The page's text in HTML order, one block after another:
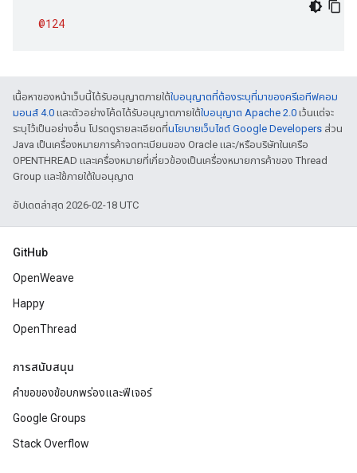
@124
เนื้อหาของหน้าเว็บนี้ได้รับอนุญาตภายใต้ใบอนุญาตที่ต้องระบุที่มาของครีเอทีฟคอม
มอนส์ 4.0 และตัวอย่างโค้ดได้รับอนุญาตภายใต้ใบอนุญาต Apache 2.0 เว้นแต่จะ
ระบุไว้เป็นอย่างอื่น โปรดดูรายละเอียดที่นโยบายเว็บไซต์ Google Developers ส่วน
Java เป็นเครื่องหมายการค้าจดทะเบียนของ Oracle และ/หรือบริษัทในเครือ
OPENTHREAD และเครื่องหมายที่เกี่ยวข้องเป็นเครื่องหมายการค้าของ Thread
Group และใช้ภายใต้ใบอนุญาต
อัปเดตล่าสุด 2026-02-18 UTC
GitHub
OpenWeave
Happy
OpenThread
การสนับสนุน
คำขอของข้อบกพร่องและฟีเจอร์
Google Groups
Stack Overflow